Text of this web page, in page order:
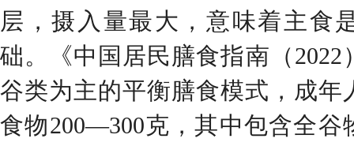
层，摄入量最大，意味着主食
础。《中国居民膳食指南（2022
谷类为主的平衡膳食模式，成年
食物200—300克，其中包含全